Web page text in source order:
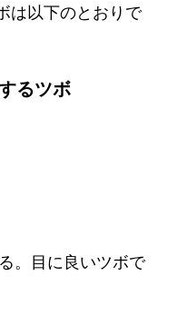
は以下のとおりで
るツボ
。目に良いツボで